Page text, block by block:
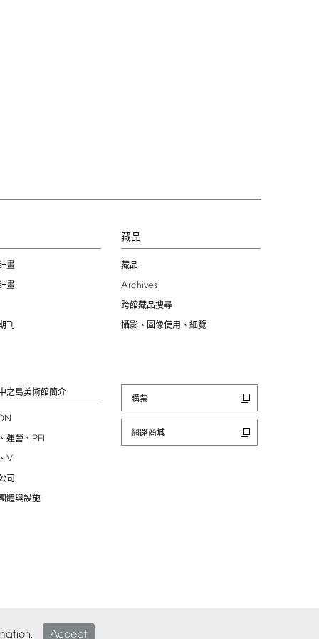
Accept
畫
畫
刊
藏品
藏品
Archives
跨館藏品搜尋
攝影、圖像使用、細覽
之島美術館簡介
運營、 PFI
VI
司
體與設施
購票
網路商城